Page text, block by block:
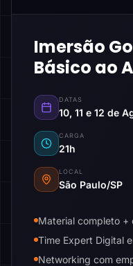
Imersão
Básico ao
DATAS
10, 11 e 12 de
CARGA
21h
LOCAL
São Paulo/SP
Material completo +
Time Expert Digital
Networking com